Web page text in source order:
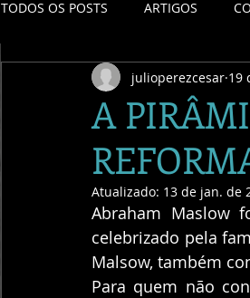
TODOS OS POSTS ARTIGOS
CONTOS CURTOS
A
julioperezcesar 19
Atualizado: 13 de jan. de
Abraham Maslow
celebrizado pela
Malsow, também
Para quem não